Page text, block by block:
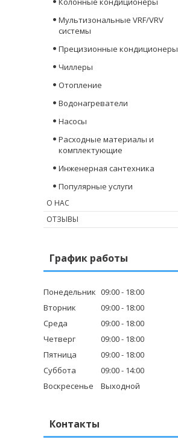
Мультизональные VRF/VRV
системы
Прецизионные кондиционеры
Чиллеры
Отопление
Водонагреватели
Насосы
Расходные материалы и
комплектующие
Инженерная сантехника
Популярные услуги
О НАС
ОТЗЫВЫ
График работы
Понедельник 09:00
18:00
Вторник
09:00
18:00
Среда
09:00
18:00
Четверг
09:00
18:00
Пятница
09:00
18:00
Суббота
09:00
14:00
Воскресенье
Выходной
Контакты